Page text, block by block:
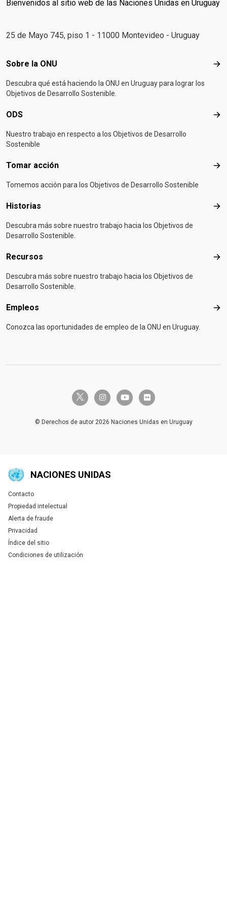
Bienvenidos al sitio web de las Naciones Unidas en Uruguay
25 de Mayo 745, piso 1 - 11000 Montevideo - Uruguay
Footer menu
Sobre la ONU
Descubra qué está haciendo la ONU en Uruguay para lograr los
Objetivos de Desarrollo Sostenible.
ODS
Nuestro trabajo en respecto a los Objetivos de Desarrollo
Sostenible
Tomar acción
Tomemos acción para los Objetivos de Desarrollo Sostenible
Historias
Descubra más sobre nuestro trabajo hacia los Objetivos de
Desarrollo Sostenible.
Recursos
Descubra más sobre nuestro trabajo hacia los Objetivos de
Desarrollo Sostenible.
Empleos
Conozca las oportunidades de empleo de la ONU en Uruguay.
twitter-x instagramyoutube flickr
© Derechos de autor 2026 Naciones Unidas en Uruguay
NACIONES UNIDAS
Global U.N. menu
Contacto
Propiedad intelectual
Alerta de fraude
Privacidad
Índice del sitio
Condiciones de utilización